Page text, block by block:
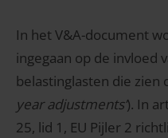
In het V&A-document
ingegaan op de invloed
belastinglasten die zien
year adjustments’). In
25, lid 1, EU Pijler 2